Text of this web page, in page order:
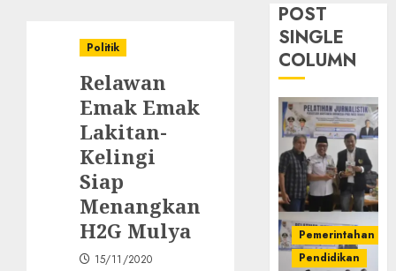
Politik
Relawan
Emak Emak
Lakitan-
Kelingi
Siap
Menangkan
H2G Mulya
15/11/2020
POST
SINGLE
COLUMN
Pemerintahan
Pendidikan